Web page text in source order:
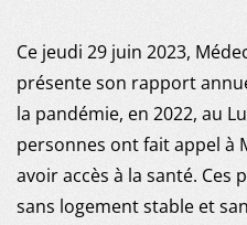
NOUS
Ce jeudi 29 juin 2023,
présente son rapport
la pandémie, en 2022, au
personnes ont fait appel à
avoir accès à la santé. Ces
sans logement stable et